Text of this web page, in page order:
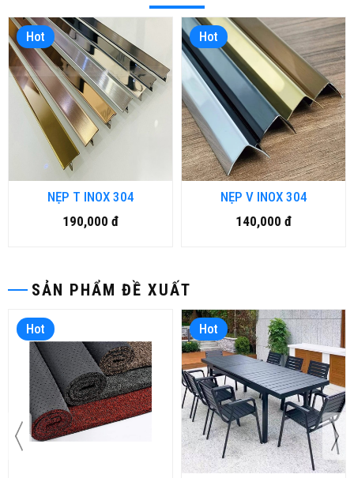
SẢN PHẨM ĐỀ XUẤT
Hot Hot
Hot
NẸP T INOX 304
190,000 đ
Hot
NẸP V INOX 304
140,000 đ